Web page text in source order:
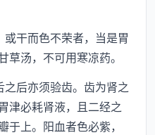
干而色不荣者，当是胃
汤，不可用寒凉药。
后亦须验齿。齿为肾之
津必耗肾液，且二经之
于上。阳血者色必紫，